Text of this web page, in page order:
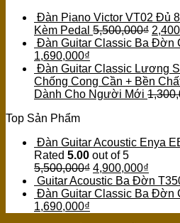
Đàn Piano Victor VT02 Đủ
Kèm Pedal 5,500,000₫
Đàn Guitar Classic Ba Đờn
1,690,000₫
Đàn Guitar Classic Lương
Chống Cong Cần + Bền
Dành Cho Người Mới
Top Sản Phẩm
Đàn Guitar Acoustic Enya
Rated 5.00 out of 5
5,500,000₫ 4,900,000₫
Guitar Acoustic Ba Đờn
Đàn Guitar Classic Ba Đờn
1,690,000₫